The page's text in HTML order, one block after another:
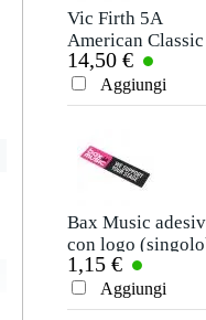
Inviare
Vic Firth 5A
American Classic
bacchette per
batteria in noce
americano con
14,50 €
Aggiungi
Bax Music
con logo
1,15 €
Aggiungi